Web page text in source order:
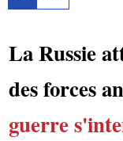
La Russie
des forces
guerre